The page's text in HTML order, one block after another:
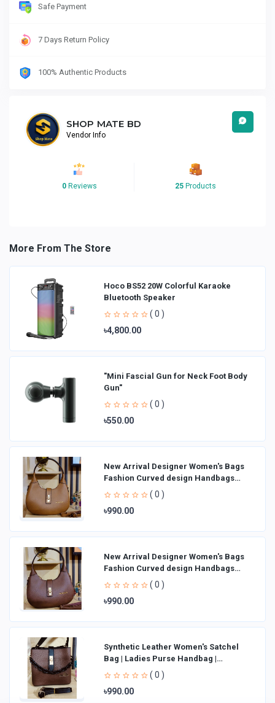
Safe Payment
7 Days Return Policy
100% Authentic Products
SHOP MATE BD
Vendor Info
0 Reviews 25 Products
More From The Store
Hoco BS52 20W Colorful Karaoke
Bluetooth Speaker
( 0 )
৳4,800.00
"Mini Fascial Gun for Neck Foot Body
Gun"
( 0 )
৳550.00
New Arrival Designer Women′s Bags
Fashion Curved design Handbags
Shoulder Bag La
( 0 )
৳990.00
New Arrival Designer Women′s Bags
Fashion Curved design Handbags
Shoulder Bag La
( 0 )
৳990.00
Synthetic Leather Women's Satchel
Bag | Ladies Purse Handbag |
Handheld Bag | Sl
( 0 )
৳990.00